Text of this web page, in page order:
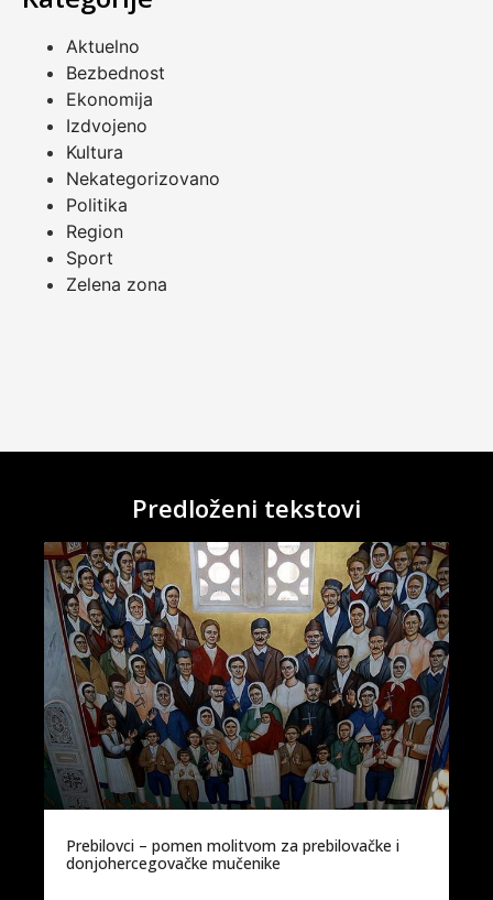
Aktuelno
Bezbednost
Ekonomija
Izdvojeno
Kultura
Nekategorizovano
Politika
Region
Sport
Zelena zona
Predloženi tekstovi
Prebilovci – pomen molitvom za prebilovačke i
donjohercegovačke mučenike